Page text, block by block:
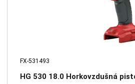
FX-531493
HG 530 18.0 Horkovzdušná